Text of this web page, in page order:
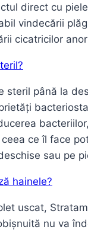
direct cu
vindecării
cicatricilor
steril până la
ce îl face
sau pe
hainele?
uscat,
nu va